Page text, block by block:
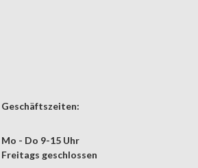
Geschäftszeiten:
Mo - Do 9-15 Uhr
Freitags geschlossen